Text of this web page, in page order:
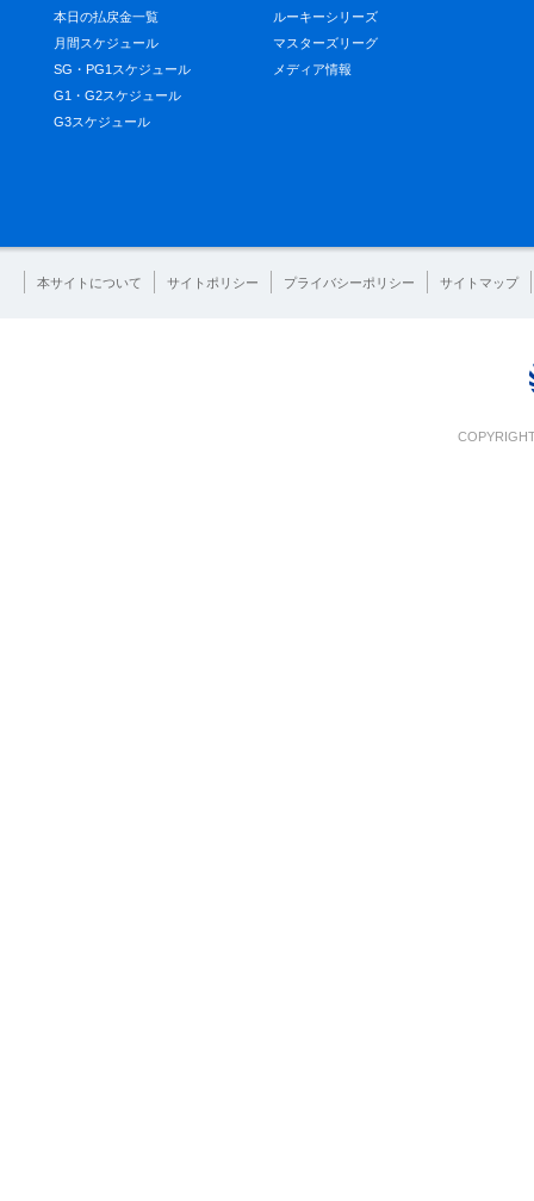
本日の払戻金一覧
月間スケジュール
SG・PG1スケジュール
G1・G2スケジュール
G3スケジュール
ルーキーシリーズ
マスターズリーグ
メディア情報
本サイトについて サイトポリシー プライバシーポリシー サイトマップ